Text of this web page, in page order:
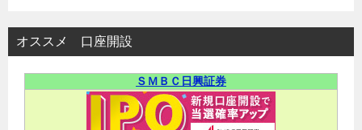
オススメ 口座開設
ＳＭＢＣ日興証券